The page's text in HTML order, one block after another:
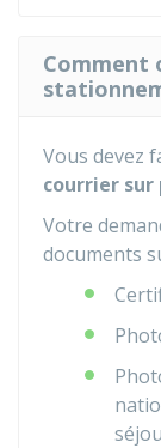
Comment
Vous devez
courrier
Votre
documents